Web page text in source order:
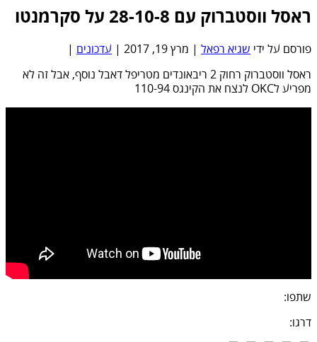
ראסל ווסטברוק עם 28-10-8 על סקרמנטו
פורסם על ידי שגיא רפאל | מרץ 19, 2017 | עדכונים |
ראסל ווסטברוק רחוק 2 ריבאונדים מטריפל דאבל נוסף, אבל זה לא
מפריע לOKC לנצח את הקינגס 110-94
שתפו:
דרגו: